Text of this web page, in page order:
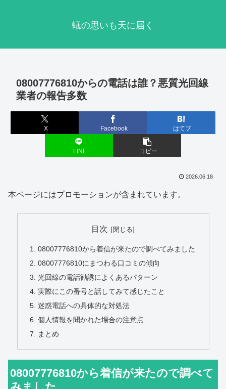
蟻の思いも天に届く
08007776810からの電話は誰？悪質光回線
業者の報告多数
X Facebook はてブ
LINE コピー
2026.06.18
本ページにはプロモーションが含まれています。
目次
08007776810から着信が来たので調べてみました
08007776810にまつわる口コミの傾向
光回線の電話勧誘によくあるパターン
実際にこの番号と話してみて感じたこと
迷惑電話への具体的な対処法
個人情報を聞かれた場合の注意点
まとめ
08007776810から着信が来たので調べて